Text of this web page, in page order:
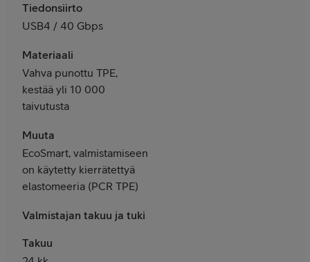
Tiedonsiirto
USB4 / 40 Gbps
Materiaali
Vahva punottu TPE,
kestää yli 10 000
taivutusta
Muuta
EcoSmart, valmistamiseen
on käytetty kierrätettyä
elastomeeria (PCR TPE)
Valmistajan takuu ja tuki
Takuu